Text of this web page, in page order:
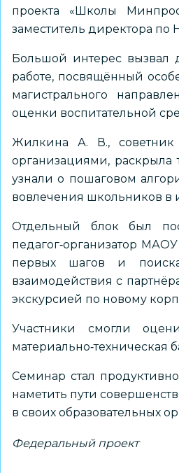
проекта «Школы
заместитель директора по
Большой интерес вызвал
работе, посвящённый
магистрального
оценки воспитательной
Жилкина А. В.,
организациями, раскрыла
узнали о пошаговом
вовлечения школьников в
Отдельный блок был
педагог‑организатор
первых шагов и
взаимодействия с
экскурсией по новому
Участники смогли
материально‑техническая
Семинар стал
наметить пути
в своих образовательных
Федеральный проект